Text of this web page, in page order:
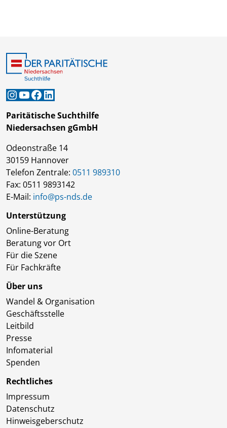
Instagram
YouTube
Facebook
LinkedIn
Paritätische Suchthilfe
Niedersachsen gGmbH
Odeonstraße 14
30159 Hannover
Telefon Zentrale: 0511 989310
Fax: 0511 9893142
E-Mail: info@ps-nds.de
Unterstützung
Online-Beratung
Beratung vor Ort
Für die Szene
Für Fachkräfte
Über uns
Wandel & Organisation
Geschäftsstelle
Leitbild
Presse
Infomaterial
Spenden
Rechtliches
Impressum
Datenschutz
Hinweisgeberschutz